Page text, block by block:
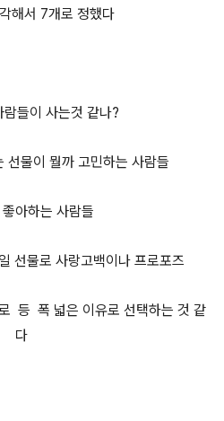
해서 7개로 정했다
람들이 사는것 같나?
선물이 뭘까 고민하는 사람들
아하는 사람들
선물로 사랑고백이나 프로포즈
등 폭 넓은 이유로 선택하는 것 같
다